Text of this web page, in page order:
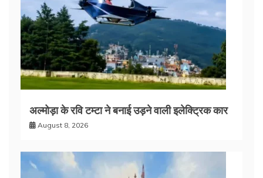
अल्मोड़ा के रवि टम्टा ने बनाई उड़ने वाली इलेक्ट्रिक कार
August 8, 2026